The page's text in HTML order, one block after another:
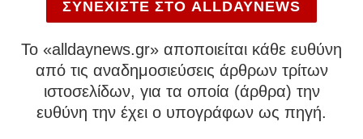
ΣΥΝΕΧΙΣΤΕ ΣΤΟ ALLDAYNEWS
To «alldaynews.gr» αποποιείται κάθε ευθύνη
από τις αναδημοσιεύσεις άρθρων τρίτων
ιστοσελίδων, για τα οποία (άρθρα) την
ευθύνη την έχει ο υπογράφων ως πηγή.